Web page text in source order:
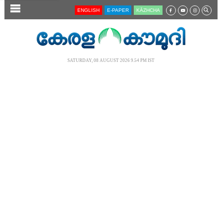
SECTIONS ENGLISH E-PAPER KĀZHCHA
SATURDAY, 08 AUGUST 2026 9.54 PM IST